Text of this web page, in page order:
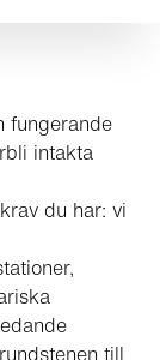
fungerande
intakta
du har: vi
till